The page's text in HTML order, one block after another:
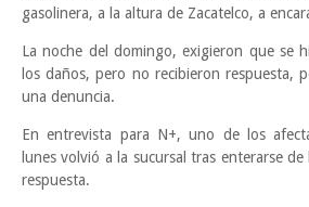
gasolinera, a la altura de Zacatelco, a
La noche del domingo, exigieron que se
los daños, pero no recibieron respuesta,
una denuncia.
En entrevista para N+, uno de los
lunes volvió a la sucursal tras enterarse
respuesta.